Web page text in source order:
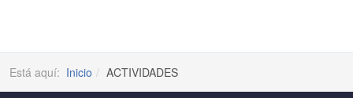
Está aquí: Inicio ACTIVIDADES